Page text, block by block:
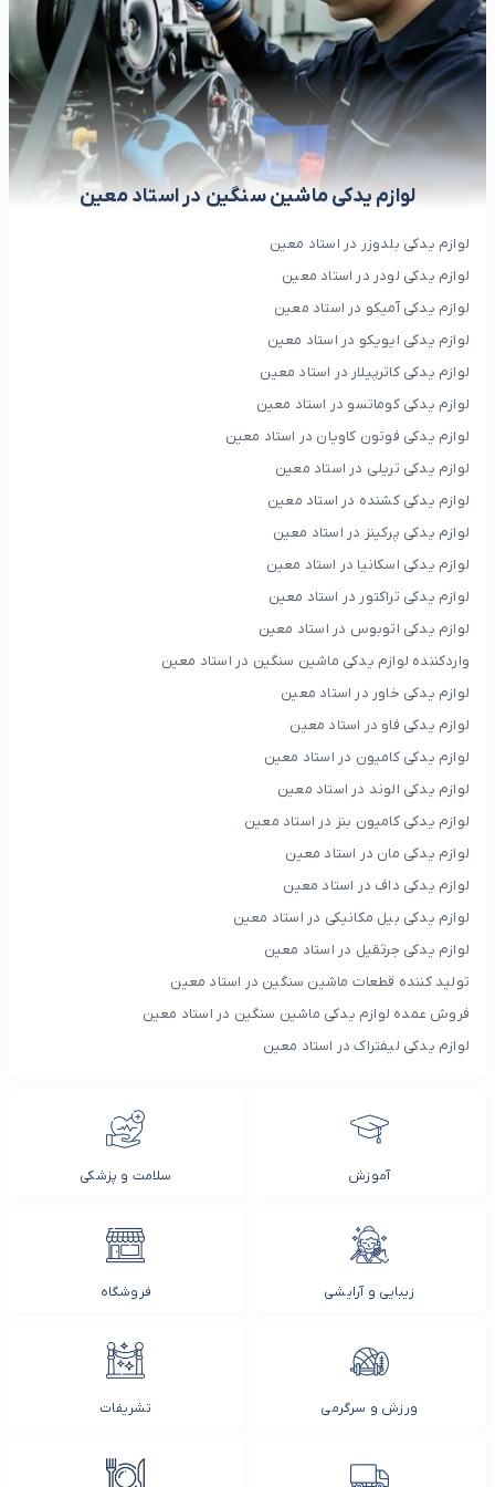
آموزش سلامت و پزشکی
زیبایی و آرایشی فروشگاه
ورزش و سرگرمی تشریفات
لوازم یدکی ماشین سنگین در استاد معین
لوازم یدکی بلدوزر در استاد معین
لوازم یدکی لودر در استاد معین
لوازم یدکی آمیکو در استاد معین
لوازم یدکی ایویکو در استاد معین
لوازم یدکی کاترپیلار در استاد معین
لوازم یدکی کوماتسو در استاد معین
لوازم یدکی فوتون کاویان در استاد معین
لوازم یدکی تریلی در استاد معین
لوازم یدکی کشنده در استاد معین
لوازم یدکی پرکینز در استاد معین
لوازم یدکی اسکانیا در استاد معین
لوازم یدکی تراکتور در استاد معین
لوازم یدکی اتوبوس در استاد معین
واردکننده لوازم یدکی ماشین سنگین در استاد معین
لوازم یدکی خاور در استاد معین
لوازم یدکی فاو در استاد معین
لوازم یدکی کامیون در استاد معین
لوازم یدکی الوند در استاد معین
لوازم یدکی کامیون بنز در استاد معین
لوازم یدکی مان در استاد معین
لوازم یدکی داف در استاد معین
لوازم یدکی بیل مکانیکی در استاد معین
لوازم یدکی جرثقیل در استاد معین
تولید کننده قطعات ماشین سنگین در استاد معین
فروش عمده لوازم یدکی ماشین سنگین در استاد معین
لوازم یدکی لیفتراک در استاد معین